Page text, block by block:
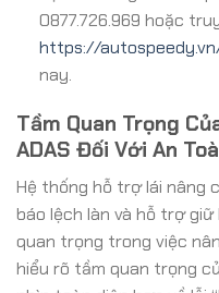
0877.726.969 hoặc
https://
nay.
Tầm Quan Trọng
ADAS Đối Với An
Hệ thống hỗ trợ lái nâng
báo lệch làn và hỗ trợ
quan trọng trong việc
hiểu rõ tầm quan trọng